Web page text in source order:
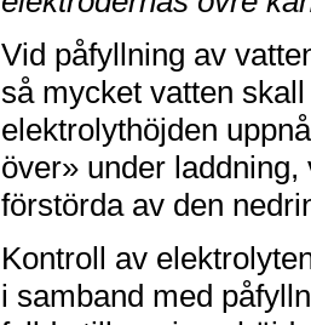
Vid påfyllning av
så mycket vatten
elektrolythöjden
över» under
förstörda av den
Kontroll av
i samband med